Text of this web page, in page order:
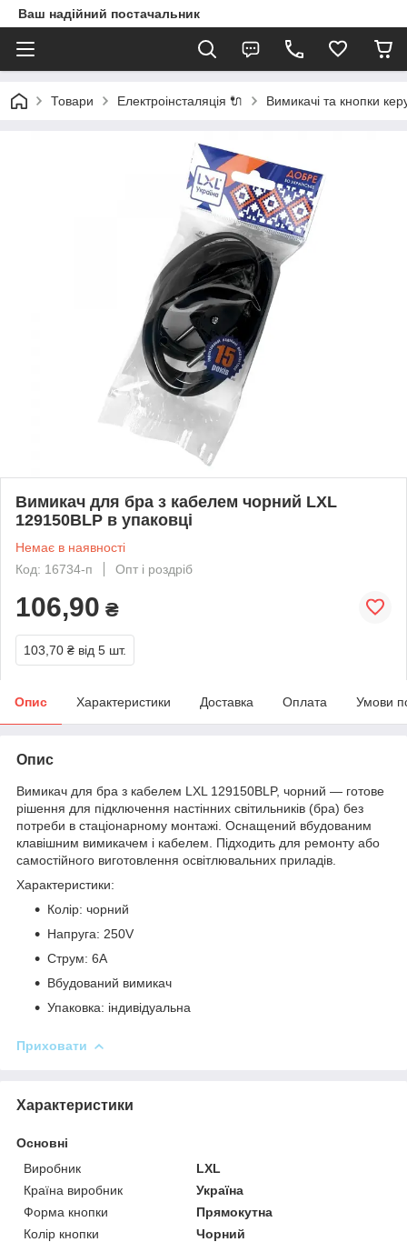
Ваш надійний постачальник
Товари Електроінсталяція 🔌 Вимикачі та кнопки
Вимикач для бра з кабелем чорний LXL
129150BLP в упаковці
Немає в наявності
Код: 16734-п
Опт і роздріб
106,90 ₴
103,70 ₴ від 5 шт.
Опис Характеристики Доставка Оплата Умови
Опис
Вимикач для бра з кабелем LXL 129150BLP, чорний — готове
рішення для підключення настінних світильників (бра) без
потреби в стаціонарному монтажі. Оснащений вбудованим
клавішним вимикачем і кабелем. Підходить для ремонту або
самостійного виготовлення освітлювальних приладів.
Характеристики:
Колір: чорний
Напруга: 250V
Струм: 6А
Вбудований вимикач
Упаковка: індивідуальна
Приховати
Характеристики
Основні
Виробник
LXL
Країна виробник
Україна
Форма кнопки
Прямокутна
Колір кнопки
Чорний